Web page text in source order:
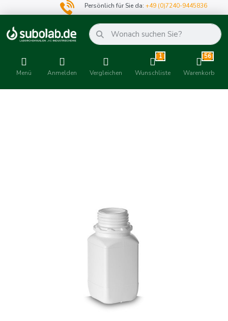
Persönlich für Sie da:+49 (0)7240-9445836
Menü Anmelden Vergleichen
1
Wunschliste
56
Warenkorb